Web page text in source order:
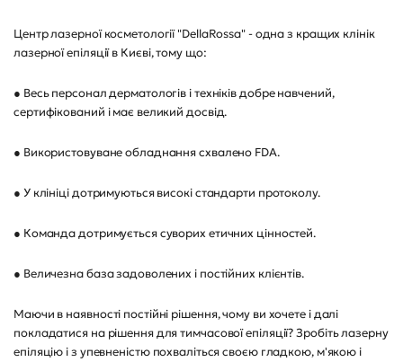
Центр лазерної косметології "DellaRossa" - одна з кращих клінік
лазерної епіляції в Києві, тому що:
● Весь персонал дерматологів і техніків добре навчений,
сертифікований і має великий досвід.
● Використовуване обладнання схвалено FDA.
● У клініці дотримуються високі стандарти протоколу.
● Команда дотримується суворих етичних цінностей.
● Величезна база задоволених і постійних клієнтів.
Маючи в наявності постійні рішення, чому ви хочете і далі
покладатися на рішення для тимчасової епіляції? Зробіть лазерну
епіляцію і з упевненістю похваліться своєю гладкою, м'якою і